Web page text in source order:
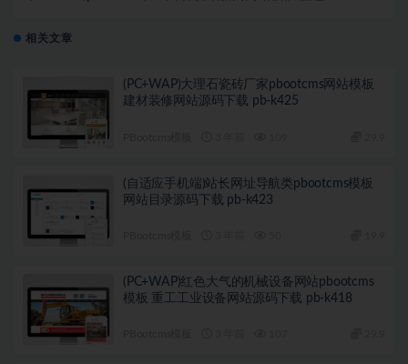
相关文章
(PC+WAP)大理石瓷砖厂家pbootcms网站模板
建材装修网站源码下载 pb-k425
(自适应手机端)站长网址导航类pbootcms模板
网站目录源码下载 pb-k423
(PC+WAP)红色大气的机械设备网站pbootcms
模板 重工工业设备网站源码下载 pb-k418